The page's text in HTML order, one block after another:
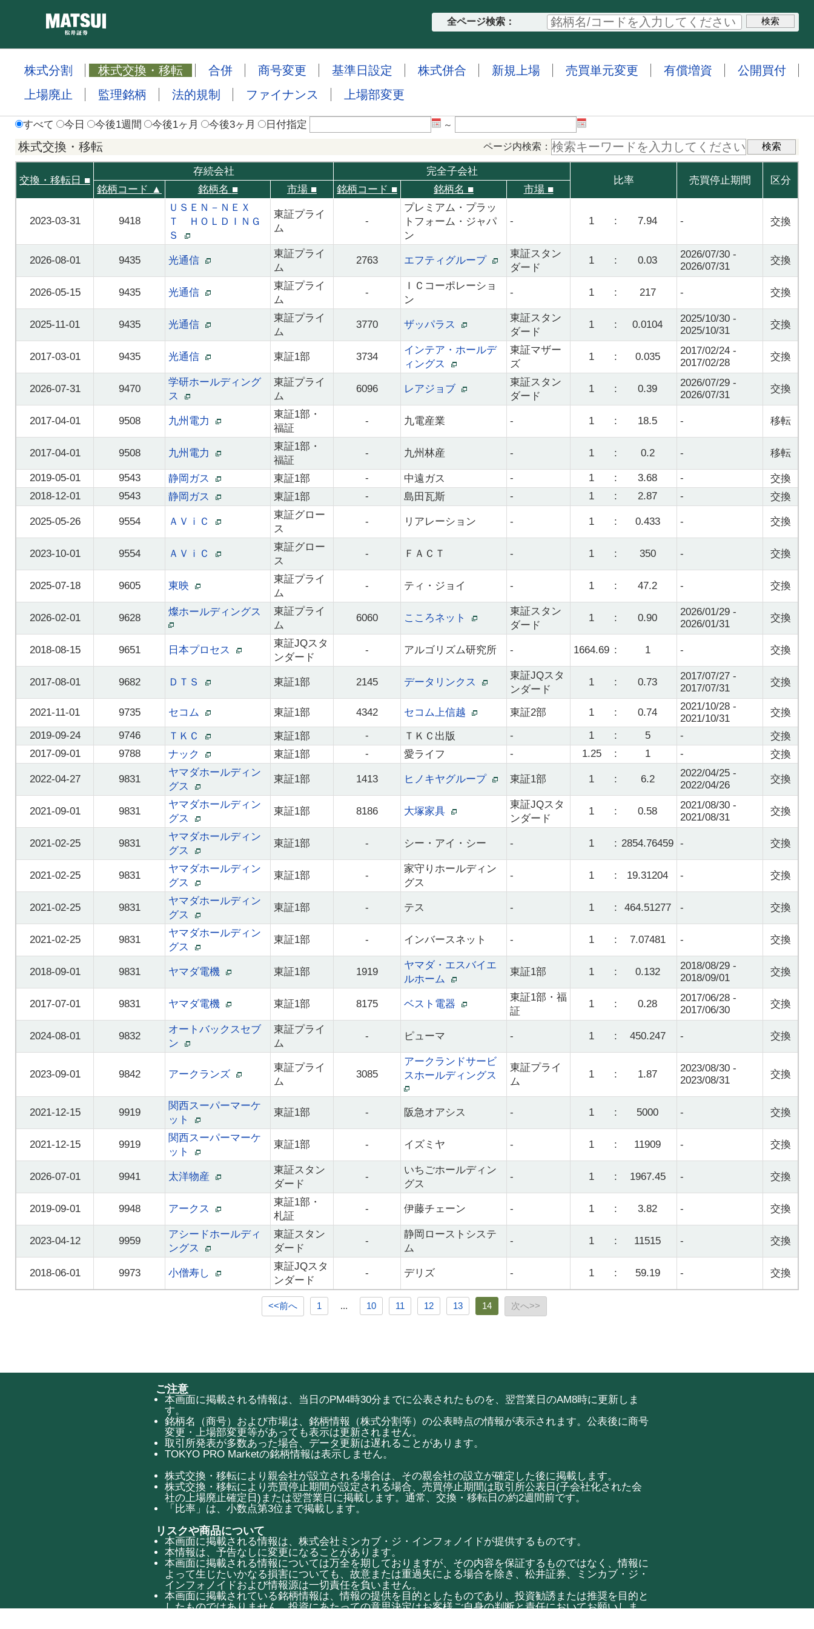
全ページ検索：
株式分割 株式交換・移転 合併 商号変更 基準日設定 株式併合 新規上場 売買単元変更 有償増資
公開買付
上場廃止
監理銘柄 法的規制 ファイナンス 上場部変更
すべて 今日 今後1週間 今後1ヶ月 今後3ヶ月 日付指定 ～
株式交換・移転 ページ内検索：
交換・移転日 ■
存続会社 完全子会社
比率 売買停止期間 区分
銘柄コード ▲ 銘柄名 ■ 市場 ■ 銘柄コード ■ 銘柄名 ■ 市場 ■
2023-03-31 9418
ＵＳＥＮ－ＮＥＸ
Ｔ ＨＯＬＤＩＮＧ
Ｓ
東証プライ
ム
-
プレミアム・プラッ
トフォーム・ジャパ
ン
- 1 : 7.94 - 交換
2026-08-01 9435 光通信
東証プライ
ム
2763 エフティグループ
東証スタン
ダード
1 : 0.03
2026/07/30 -
2026/07/31
交換
2026-05-15 9435 光通信
東証プライ
ム
-
ＩＣコーポレーショ
ン
- 1 : 217 - 交換
2025-11-01 9435 光通信
東証プライ
ム
3770 ザッパラス
東証スタン
ダード
1 : 0.0104
2025/10/30 -
2025/10/31
交換
2017-03-01 9435 光通信 東証1部 3734
インテア・ホールデ
ィングス
東証マザー
ズ
1 : 0.035
2017/02/24 -
2017/02/28
交換
2026-07-31 9470
学研ホールディング
ス
東証プライ
ム
6096 レアジョブ
東証スタン
ダード
1 : 0.39
2026/07/29 -
2026/07/31
交換
2017-04-01 9508 九州電力
東証1部・
福証
- 九電産業 - 1 : 18.5 - 移転
2017-04-01 9508 九州電力
東証1部・
福証
- 九州林産 - 1 : 0.2 - 移転
2019-05-01 9543 静岡ガス 東証1部 - 中遠ガス - 1 : 3.68 -
交換
2018-12-01
9543 静岡ガス 東証1部 - 島田瓦斯 - 1 : 2.87 - 交換
2025-05-26 9554 ＡＶｉＣ
東証グロー
ス
- リアレーション - 1 : 0.433 - 交換
2023-10-01 9554 ＡＶｉＣ
東証グロー
ス
- ＦＡＣＴ - 1 : 350 - 交換
2025-07-18 9605 東映
東証プライ
ム
- ティ・ジョイ - 1 : 47.2 - 交換
2026-02-01 9628
燦ホールディングス
東証プライ
ム
6060 こころネット
東証スタン
ダード
1 : 0.90
2026/01/29 -
2026/01/31
交換
2018-08-15 9651 日本プロセス
東証JQスタ
ンダード
- アルゴリズム研究所 - 1664.69 : 1 - 交換
2017-08-01 9682 ＤＴＳ 東証1部 2145 データリンクス
東証JQスタ
ンダード
1 : 0.73
2017/07/27 -
2017/07/31
交換
2021-11-01 9735 セコム 東証1部 4342 セコム上信越 東証2部 1 : 0.74
2021/10/28 -
2021/10/31
交換
2019-09-24
9746 ＴＫＣ 東証1部 - ＴＫＣ出版 - 1 : 5 -
交換
2017-09-01
9788 ナック 東証1部 - 愛ライフ - 1.25 : 1 - 交換
2022-04-27 9831
ヤマダホールディン
グス
東証1部 1413 ヒノキヤグループ 東証1部 1 : 6.2
2022/04/25 -
2022/04/26
交換
2021-09-01 9831
ヤマダホールディン
グス
東証1部 8186 大塚家具
東証JQスタ
ンダード
1 : 0.58
2021/08/30 -
2021/08/31
交換
2021-02-25 9831
ヤマダホールディン
グス
東証1部 - シー・アイ・シー - 1 : 2854.76459 - 交換
2021-02-25 9831
ヤマダホールディン
グス
東証1部 -
家守りホールディン
グス
- 1 : 19.31204 - 交換
2021-02-25 9831
ヤマダホールディン
グス
東証1部 - テス - 1 : 464.51277 - 交換
2021-02-25 9831
ヤマダホールディン
グス
東証1部 - インバースネット - 1 : 7.07481 - 交換
2018-09-01 9831 ヤマダ電機 東証1部 1919
ヤマダ・エスバイエ
ルホーム
東証1部 1 : 0.132
2018/08/29 -
2018/09/01
交換
2017-07-01 9831 ヤマダ電機 東証1部 8175 ベスト電器
東証1部・福
証
1 : 0.28
2017/06/28 -
2017/06/30
交換
2024-08-01 9832
オートバックスセブ
ン
東証プライ
ム
- ピューマ - 1 : 450.247 - 交換
2023-09-01 9842 アークランズ
東証プライ
ム
3085
アークランドサービ
スホールディングス
東証プライ
ム
1 : 1.87
2023/08/30 -
2023/08/31
交換
2021-12-15 9919
関西スーパーマーケ
ット
東証1部 - 阪急オアシス - 1 : 5000 - 交換
2021-12-15 9919
関西スーパーマーケ
ット
東証1部 - イズミヤ - 1 : 11909 - 交換
2026-07-01 9941 太洋物産
東証スタン
ダード
-
いちごホールディン
グス
- 1 : 1967.45 - 交換
2019-09-01 9948 アークス
東証1部・
札証
- 伊藤チェーン - 1 : 3.82 - 交換
2023-04-12 9959
アシードホールディ
ングス
東証スタン
ダード
-
静岡ローストシステ
ム
- 1 : 11515 - 交換
2018-06-01 9973 小僧寿し
東証JQスタ
ンダード
- デリズ - 1 : 59.19 - 交換
<<前へ 1 ... 10 11 12 13 14 次へ>>
ご注意
本画面に掲載される情報は、当日のPM4時30分までに公表されたものを、翌営業日のAM8時に更新しま
す。
銘柄名（商号）および市場は、銘柄情報（株式分割等）の公表時点の情報が表示されます。公表後に商号
変更・上場部変更等があっても表示は更新されません。
取引所発表が多数あった場合、データ更新は遅れることがあります。
TOKYO PRO Marketの銘柄情報は表示しません。
株式交換・移転により親会社が設立される場合は、その親会社の設立が確定した後に掲載します。
株式交換・移転により売買停止期間が設定される場合、売買停止期間は取引所公表日(子会社化された会
社の上場廃止確定日)または翌営業日に掲載します。通常、交換・移転日の約2週間前です。
「比率」は、小数点第3位まで掲載します。
リスクや商品について
本画面に掲載される情報は、株式会社ミンカブ・ジ・インフォノイドが提供するものです。
本情報は、予告なしに変更になることがあります。
本画面に掲載される情報については万全を期しておりますが、その内容を保証するものではなく、情報に
よって生じたいかなる損害についても、故意または重過失による場合を除き、松井証券、ミンカブ・ジ・
インフォノイドおよび情報源は一切責任を負いません。
本画面に掲載されている銘柄情報は、情報の提供を目的としたものであり、投資勧誘または推奨を目的と
したものではありません。投資にあたっての意思決定はお客様ご自身の判断と責任においてお願いしま